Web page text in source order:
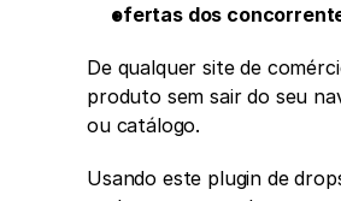
ofertas dos
De qualquer site de
produto sem sair do seu
ou catálogo.
Usando este plugin de